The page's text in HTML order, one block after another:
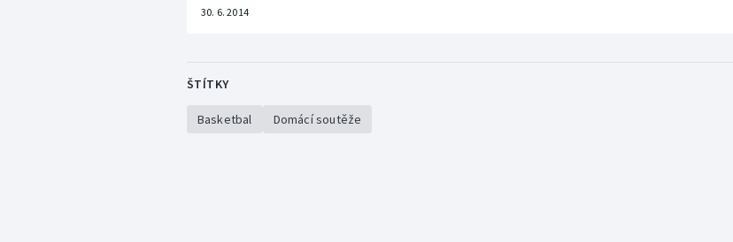
30. 6. 2014
ŠTÍTKY
Basketbal Domácí soutěže